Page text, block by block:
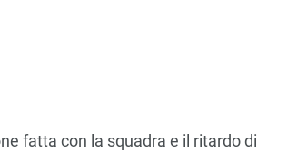
fatta con la squadra e il ritardo di